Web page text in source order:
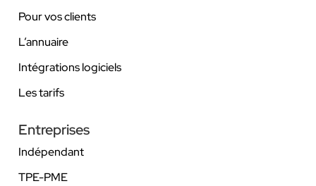
Pour vos clients
L’annuaire
Intégrations logiciels
Les tarifs
Entreprises
Indépendant
TPE-PME